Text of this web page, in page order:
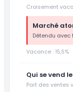
Croisement
Marché
Détendu
Vacance : 15,5%
Qui se vend
Part des ventes